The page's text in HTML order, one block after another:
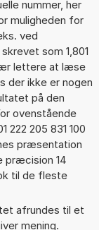
nummer, her
muligheden for
ved
som 1,801
lettere at læse
der ikke er nogen
på den
ovenstående
222 205 831 100
præsentation
præcision 14
til de fleste
afrundes til et
mening.